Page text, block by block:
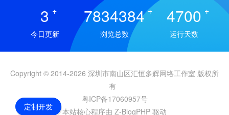
3 +
今日更新
7834384 +
浏览总数
4700 +
运行天数
Copyright © 2014-2026 深圳市南山区汇恒多辉网络工作室 版权所
有
粤ICP备17060957号
本站核心程序由 Z-BlogPHP 驱动
定制开发